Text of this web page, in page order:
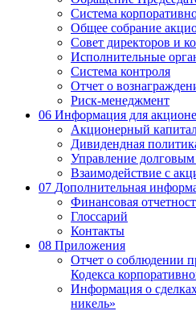
Система
Общее собрание
Совет директоров и
Исполнительные
Система контроля
Отчет о
Риск-менеджмент
06 Информация для
Акционерный
Дивидендная
Управление
Взаимодействие с
07 Дополнительная
Финансовая
Глоссарий
Контакты
08 Приложения
Отчет о соблюдении
Кодекса
Информация о
никель»